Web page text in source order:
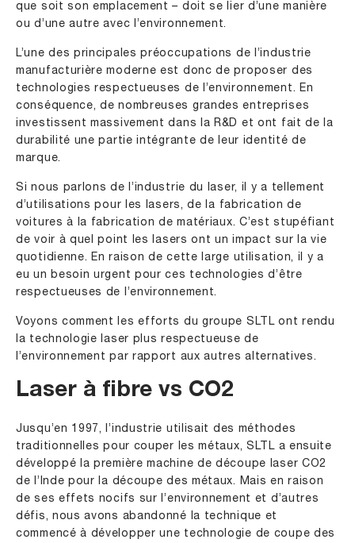
que soit son emplacement – doit se lier d’une manière
ou d’une autre avec l’environnement.
L’une des principales préoccupations de l’industrie
manufacturière moderne est donc de proposer des
technologies respectueuses de l’environnement. En
conséquence, de nombreuses grandes entreprises
investissent massivement dans la R&D et ont fait de la
durabilité une partie intégrante de leur identité de
marque.
Si nous parlons de l’industrie du laser, il y a tellement
d’utilisations pour les lasers, de la fabrication de
voitures à la fabrication de matériaux. C’est stupéfiant
de voir à quel point les lasers ont un impact sur la vie
quotidienne. En raison de cette large utilisation, il y a
eu un besoin urgent pour ces technologies d’être
respectueuses de l’environnement.
Voyons comment les efforts du groupe SLTL ont rendu
la technologie laser plus respectueuse de
l’environnement par rapport aux autres alternatives.
Laser à fibre vs CO2
Jusqu’en 1997, l’industrie utilisait des méthodes
traditionnelles pour couper les métaux, SLTL a ensuite
développé la première machine de découpe laser CO2
de l’Inde pour la découpe des métaux. Mais en raison
de ses effets nocifs sur l’environnement et d’autres
défis, nous avons abandonné la technique et
commencé à développer une technologie de coupe des